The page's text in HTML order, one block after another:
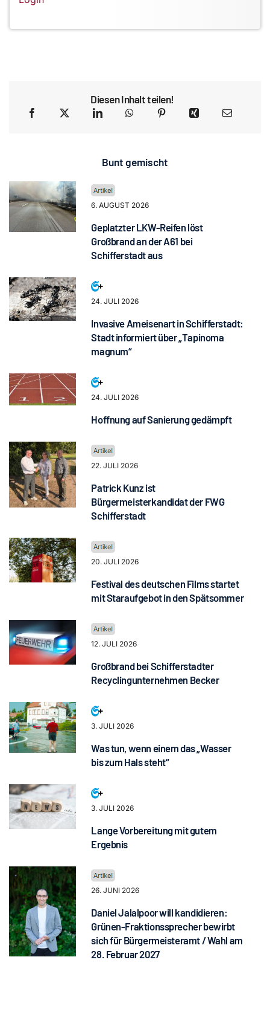
Diesen Inhalt teilen!
Bunt gemischt
6. AUGUST 2026
Geplatzter LKW-Reifen löst
Großbrand an der A61 bei
Schifferstadt aus
24. JULI 2026
Invasive Ameisenart in Schifferstadt:
Stadt informiert über „Tapinoma
magnum“
24. JULI 2026
Hoffnung auf Sanierung gedämpft
22. JULI 2026
Patrick Kunz ist
Bürgermeisterkandidat der FWG
Schifferstadt
20. JULI 2026
Festival des deutschen Films startet
mit Staraufgebot in den Spätsommer
12. JULI 2026
Großbrand bei Schifferstadter
Recyclingunternehmen Becker
3. JULI 2026
Was tun, wenn einem das „Wasser
bis zum Hals steht“
3. JULI 2026
Lange Vorbereitung mit gutem
Ergebnis
26. JUNI 2026
Daniel Jalalpoor will kandidieren:
Grünen-Fraktionssprecher bewirbt
sich für Bürgermeisteramt / Wahl am
28. Februar 2027